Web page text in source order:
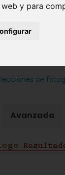
y para
de
Avanzada